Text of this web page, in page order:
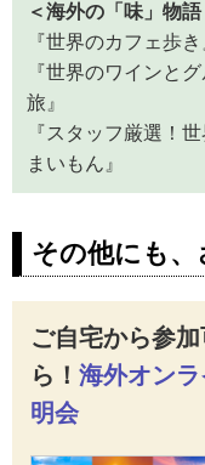
＜海外の「味」物語
『世界のカフェ歩き
『世界のワインとグ
旅』
『スタッフ厳選！世
まいもん』
その他にも、
ご自宅から参
ら！ 海外オン
明会